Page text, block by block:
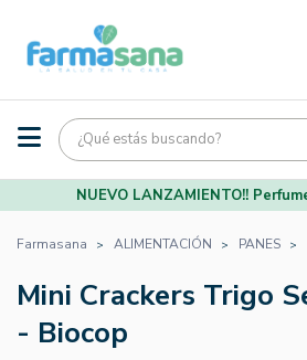
NUEVO LANZAMIENTO!!
Farmasana ALIMENTACIÓN PANES
Mini Crackers Trigo
- Biocop